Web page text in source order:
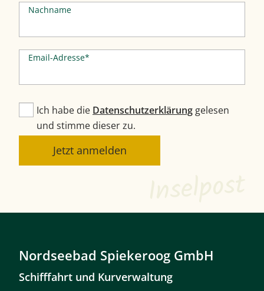
Nachname
Email-Adresse*
Ich habe die Datenschutzerklärung gelesen
und stimme dieser zu.
Jetzt anmelden
Nordseebad Spiekeroog GmbH
Schifffahrt und Kurverwaltung